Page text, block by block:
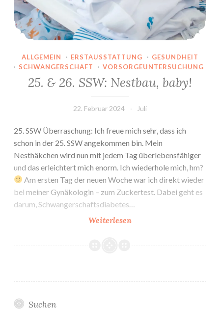
ALLGEMEIN · ERSTAUSSTATTUNG · GESUNDHEIT
· SCHWANGERSCHAFT · VORSORGEUNTERSUCHUNG
25. & 26. SSW: Nestbau, baby!
22. Februar 2024 Juli
25. SSW Überraschung: Ich freue mich sehr, dass ich
schon in der 25. SSW angekommen bin. Mein
Nesthäkchen wird nun mit jedem Tag überlebensfähiger
und das erleichtert mich enorm. Ich wiederhole mich, hm?
Am ersten Tag der neuen Woche war ich direkt wieder
bei meiner Gynäkologin – zum Zuckertest. Dabei geht es
darum, Schwangerschaftsdiabetes…
Weiterlesen25.
26.
baby!
Suchen